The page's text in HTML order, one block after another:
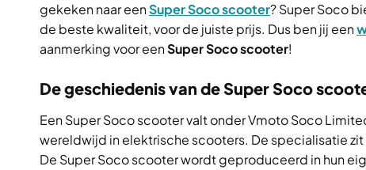
gekeken naar eenSuper Soco scooter? Super Soco
de beste kwaliteit, voor de juiste prijs. Dus ben jij een
aanmerking voor eenSuper Soco scooter!
De geschiedenis van de Super Soco
Een Super Soco scooter valt onder Vmoto Soco
wereldwijd in elektrische scooters. De specialisatie
De Super Soco scooter wordt geproduceerd in hun